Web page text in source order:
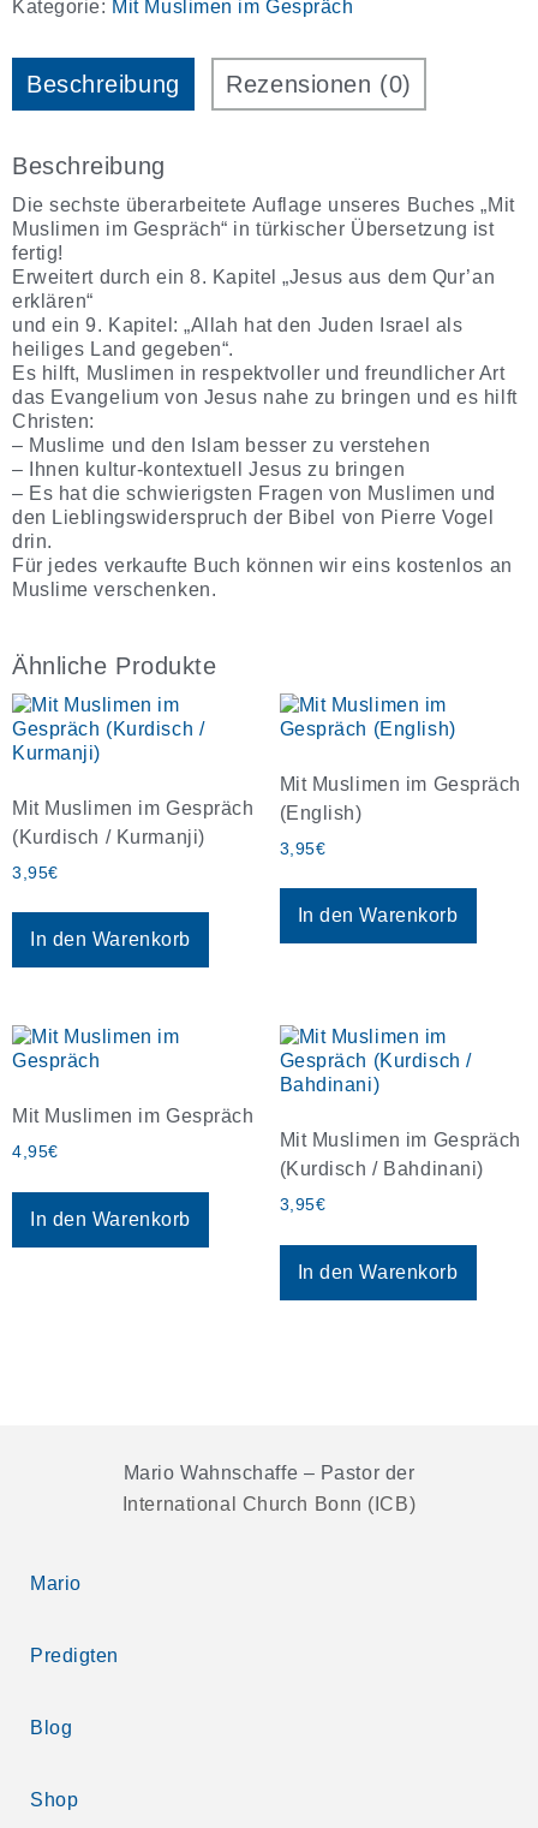
Kategorie: Mit Muslimen im Gespräch
Beschreibung Rezensionen (0)
Beschreibung
Die sechste überarbeitete Auflage unseres Buches „Mit
Muslimen im Gespräch“ in türkischer Übersetzung ist
fertig!
Erweitert durch ein 8. Kapitel „Jesus aus dem Qur’an
erklären“
und ein 9. Kapitel: „Allah hat den Juden Israel als
heiliges Land gegeben“.
Es hilft, Muslimen in respektvoller und freundlicher Art
das Evangelium von Jesus nahe zu bringen und es hilft
Christen:
– Muslime und den Islam besser zu verstehen
– Ihnen kultur-kontextuell Jesus zu bringen
– Es hat die schwierigsten Fragen von Muslimen und
den Lieblingswiderspruch der Bibel von Pierre Vogel
drin.
Für jedes verkaufte Buch können wir eins kostenlos an
Muslime verschenken.
Ähnliche Produkte
Mit Muslimen im Gespräch
(Kurdisch / Kurmanji)
3,95€
In den Warenkorb
Mit Muslimen im Gespräch
(English)
3,95€
In den Warenkorb
Mit Muslimen im Gespräch
4,95€
In den Warenkorb
Mit Muslimen im Gespräch
(Kurdisch / Bahdinani)
3,95€
In den Warenkorb
Mario Wahnschaffe – Pastor der
International Church Bonn (ICB)
Mario
Predigten
Blog
Shop